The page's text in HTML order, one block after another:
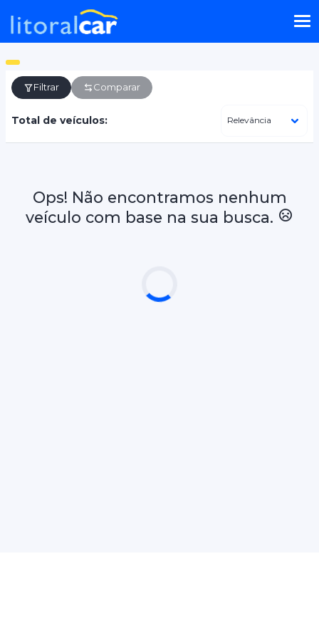
Filtrar Comparar
Total de veículos:
Ops! Não encontramos nenhum
veículo com base na sua busca.